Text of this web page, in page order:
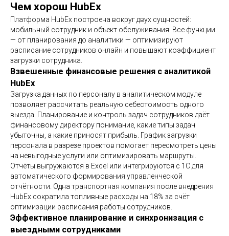
Чем хорош HubEx
Платформа HubEx построена вокруг двух сущностей:
мобильный сотрудник и объект обслуживания. Все функции
— от планирования до аналитики — оптимизируют
расписание сотрудников онлайн и повышают коэффициент
загрузки сотрудника.
Взвешенные финансовые решения с аналитикой
HubEx
Загрузка данных по персоналу в аналитическом модуле
позволяет рассчитать реальную себестоимость одного
выезда. Планирование и контроль задач сотрудников даёт
финансовому директору понимание, какие типы задач
убыточны, а какие приносят прибыль. График загрузки
персонала в разрезе проектов помогает пересмотреть цены
на невыгодные услуги или оптимизировать маршруты.
Отчёты выгружаются в Excel или интегрируются с 1С для
автоматического формирования управленческой
отчётности. Одна транспортная компания после внедрения
HubEx сократила топливные расходы на 18% за счёт
оптимизации расписания работы сотрудников.
Эффективное планирование и синхронизация с
выездными сотрудниками